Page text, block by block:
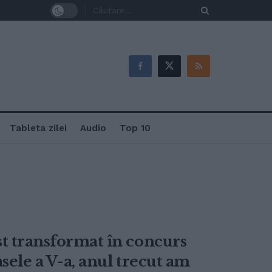
Tableta zilei Audio Top 10
transformat în concurs
a V-a, anul trecut am